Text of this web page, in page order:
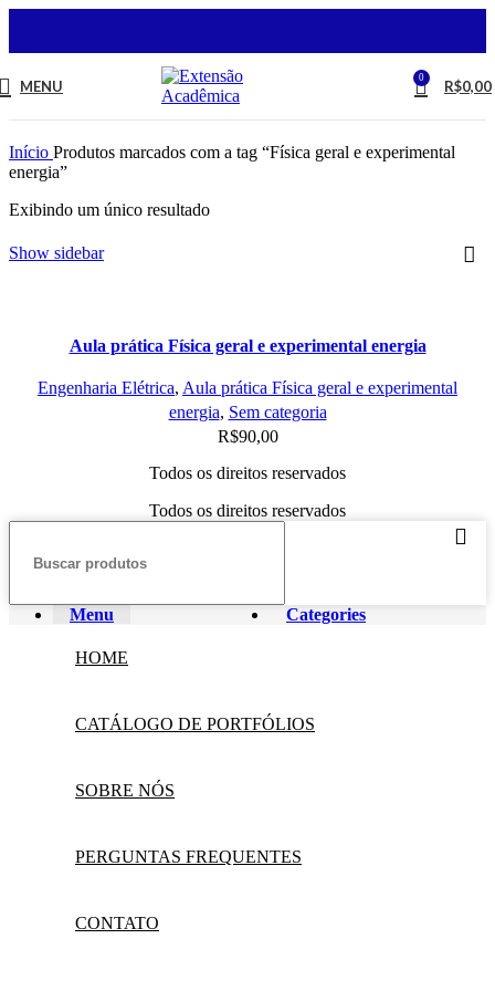
MENU 0 R$0,00
Início Produtos marcados com a tag “Física geral e experimental
energia”
Exibindo um único resultado
Show sidebar
Aula prática Física geral e experimental energia
Engenharia Elétrica, Aula prática Física geral e experimental
energia, Sem categoria
R$90,00
Todos os direitos reservados
Todos os direitos reservados
Menu Categories
HOME
CATÁLOGO DE PORTFÓLIOS
SOBRE NÓS
PERGUNTAS FREQUENTES
CONTATO